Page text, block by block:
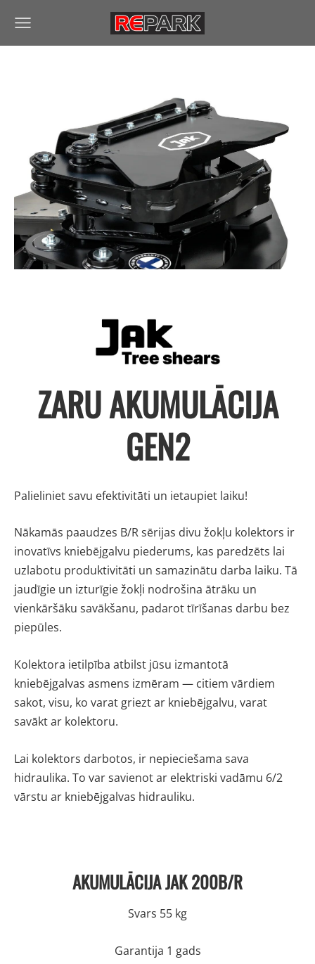
ZARU AKUMULĀCIJA
GEN2
Palieliniet savu efektivitāti un ietaupiet laiku!
Nākamās paaudzes B/R sērijas divu žokļu kolektors ir
inovatīvs kniebējgalvu piederums, kas paredzēts lai
uzlabotu produktivitāti un samazinātu darba laiku. Tā
jaudīgie un izturīgie žokļi nodrošina ātrāku un
vienkāršāku savākšanu, padarot tīrīšanas darbu bez
piepūles.
Kolektora ietilpība atbilst jūsu izmantotā
kniebējgalvas asmens izmēram — citiem vārdiem
sakot, visu, ko varat griezt ar kniebējgalvu, varat
savākt ar kolektoru.
Lai kolektors darbotos, ir nepieciešama sava
hidraulika. To var savienot ar elektriski vadāmu 6/2
vārstu ar kniebējgalvas hidrauliku.
AKUMULĀCIJA JAK 200B/R
Svars 55 kg
Garantija 1 gads